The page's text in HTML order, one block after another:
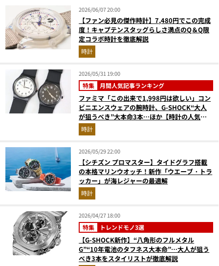
2026/06/07 20:00
【ファン必見の傑作時計】7,480円でこの完成
度！キャプテンスタッグらしさ満点のQ＆Q限
定コラボ時計を徹底解説
時計
2026/05/31 19:00
特集 月間人気記事ランキング
ファミマ「この出来で1,998円は欲しい」コン
ビニエンスウェアの腕時計、G-SHOCK“大人
が狙うべき”大本命3本…ほか【時計の人気記
事ランキングベスト3】（2026年4月版）
時計
2026/05/29 22:00
【シチズン プロマスター】タイドグラフ搭載
の本格マリンウオッチ！新作「ウエーブ・トラ
ッカー」が海レジャーの最適解
時計
2026/04/27 18:00
特集 トレンドモノ3選
【G-SHOCK新作】“八角形のフルメタル
G”“10年電池のタフネス大本命”…大人が狙う
べき3本をスタイリストが徹底解説